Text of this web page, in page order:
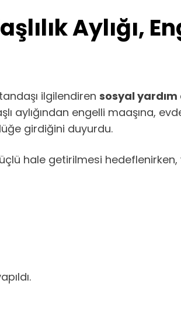
Aylığı,
ilgilendiren sosyal
aylığından engelli maaşına,
girdiğini duyurdu.
hale getirilmesi hedeflenirken,